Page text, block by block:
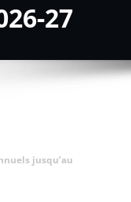
27
jusqu’au